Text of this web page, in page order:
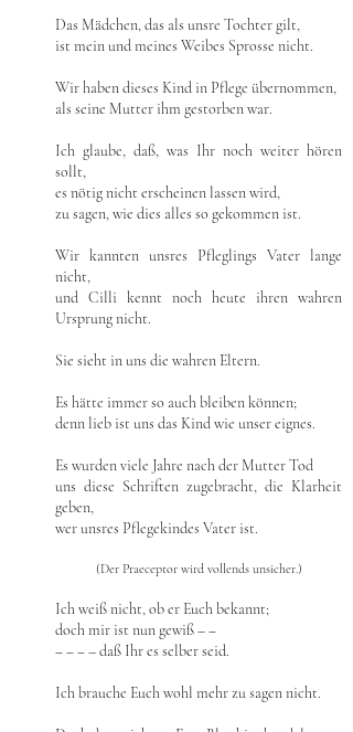
Das Mädchen, das als unsre Tochter gilt,
ist mein und meines Weibes Sprosse nicht.
Wir haben dieses Kind in Pflege übernommen,
als seine Mutter ihm gestorben war.
Ich glaube, daß, was Ihr noch weiter hören
sollt,
es nötig nicht erscheinen lassen wird,
zu sagen, wie dies alles so gekommen ist.
Wir kannten unsres Pfleglings Vater lange
nicht,
und Cilli kennt noch heute ihren wahren
Ursprung nicht.
Sie sieht in uns die wahren Eltern.
Es hätte immer so auch bleiben können;
denn lieb ist uns das Kind wie unser eignes.
Es wurden viele Jahre nach der Mutter Tod
uns diese Schriften zugebracht, die Klarheit
geben,
wer unsres Pflegekindes Vater ist.
(Der Praeceptor wird vollends unsicher.)
Ich weiß nicht, ob er Euch bekannt;
doch mir ist nun gewiß – ‒
‒ ‒ ‒ – daß Ihr es selber seid.
Ich brauche Euch wohl mehr zu sagen nicht.